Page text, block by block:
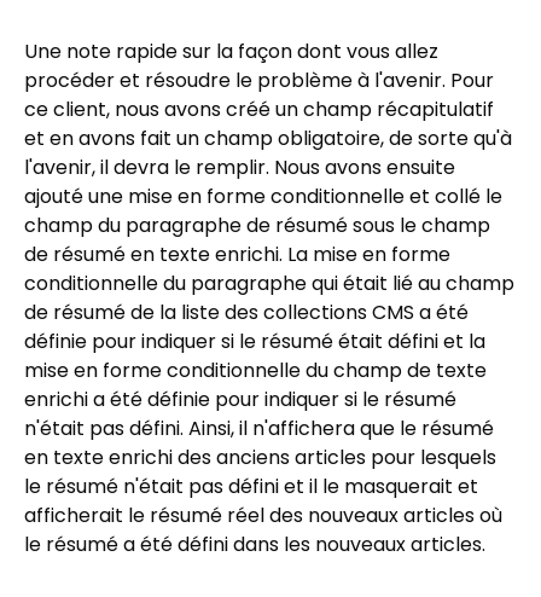
Une note rapide sur la façon dont vous allez
procéder et résoudre le problème à l'avenir. Pour
ce client, nous avons créé un champ récapitulatif
et en avons fait un champ obligatoire, de sorte qu'à
l'avenir, il devra le remplir. Nous avons ensuite
ajouté une mise en forme conditionnelle et collé le
champ du paragraphe de résumé sous le champ
de résumé en texte enrichi. La mise en forme
conditionnelle du paragraphe qui était lié au champ
de résumé de la liste des collections CMS a été
définie pour indiquer si le résumé était défini et la
mise en forme conditionnelle du champ de texte
enrichi a été définie pour indiquer si le résumé
n'était pas défini. Ainsi, il n'affichera que le résumé
en texte enrichi des anciens articles pour lesquels
le résumé n'était pas défini et il le masquerait et
afficherait le résumé réel des nouveaux articles où
le résumé a été défini dans les nouveaux articles.